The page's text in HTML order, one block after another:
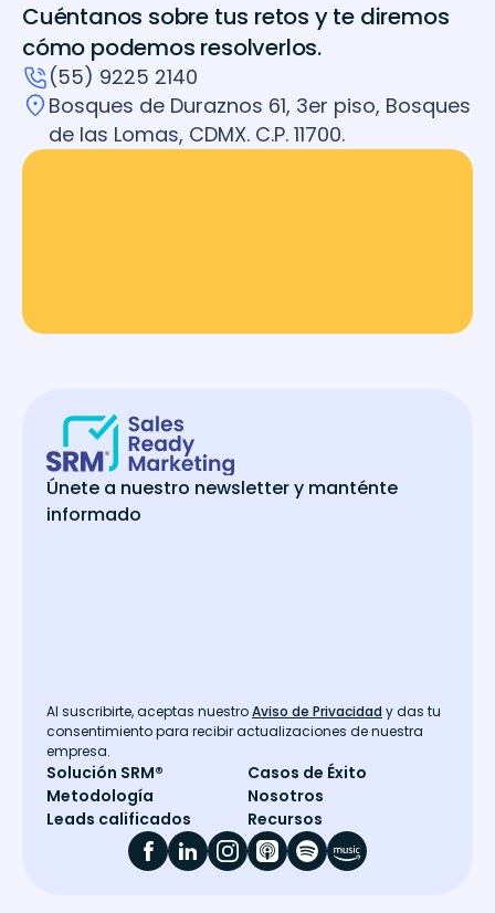
Cuéntanos sobre tus retos y te diremos
cómo podemos resolverlos.
(55) 9225 2140
Bosques de Duraznos 61, 3er piso, Bosques
de las Lomas, CDMX. C.P. 11700.
Únete a nuestro newsletter y manténte
informado
Al suscribirte, aceptas nuestroAviso de Privacidad y das tu
consentimiento para recibir actualizaciones de nuestra
empresa.
Solución SRM®
Metodología
Leads calificados
Casos de Éxito
Nosotros
Recursos